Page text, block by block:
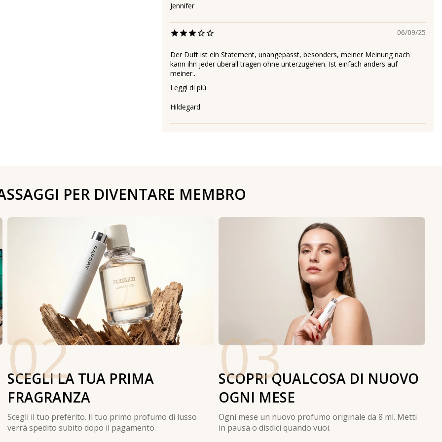
Jennifer
06/09/25
Der Duft ist ein Statement, unangepasst, besonders, meiner Meinung nach
kann ihn jeder überall tragen ohne unterzugehen. Ist einfach anders auf
meiner...
Leggi di più
Hildegard
PER DIVENTARE MEMBRO
02
SCEGLI LA TUA PRIMA
FRAGRANZA
Scegli il tuo preferito. Il tuo primo profumo di lusso
verrà spedito subito dopo il pagamento.
03
SCOPRI QUALCOSA DI NUOVO
OGNI MESE
Ogni mese un nuovo profumo originale da 8 ml. Metti
in pausa o disdici quando vuoi.